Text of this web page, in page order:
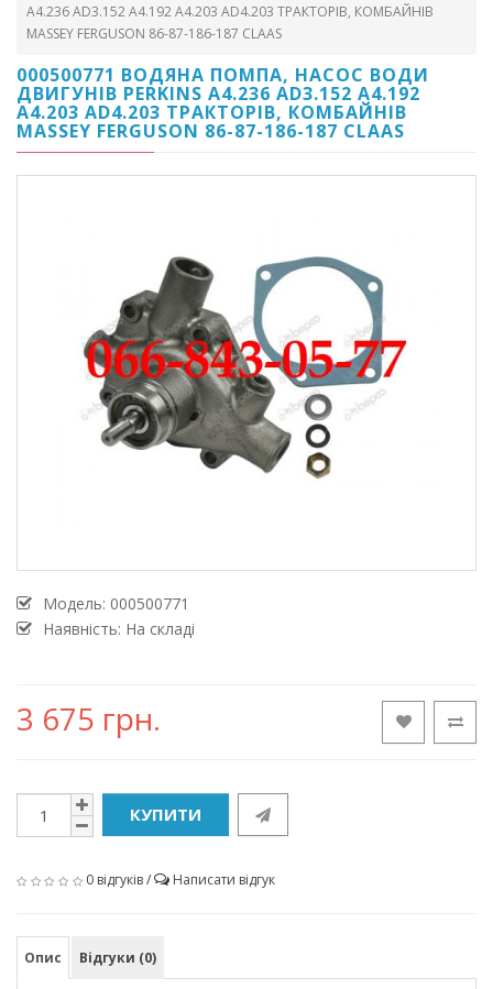
A4.236 AD3.152 A4.192 A4.203 AD4.203 ТРАКТОРІВ, КОМБАЙНІВ
MASSEY FERGUSON 86-87-186-187 CLAAS
000500771 ВОДЯНА ПОМПА, НАСОС ВОДИ
ДВИГУНІВ PERKINS A4.236 AD3.152 A4.192
A4.203 AD4.203 ТРАКТОРІВ, КОМБАЙНІВ
MASSEY FERGUSON 86-87-186-187 CLAAS
Модель: 000500771
Наявність: На складі
3 675 грн.
КУПИТИ
0 відгуків/ Написати відгук
Опис Відгуки (0)